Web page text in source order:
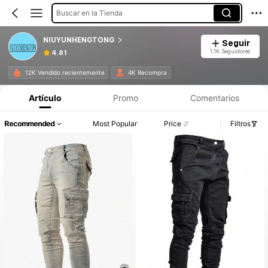
Buscar en la Tienda
NIUYUNHENGTONG
4.81
Seguir
1.1K Seguidores
12K Vendido recientemente 4K Recompra
Artículo Promo Comentarios
Recommended Most Popular Price Filtros